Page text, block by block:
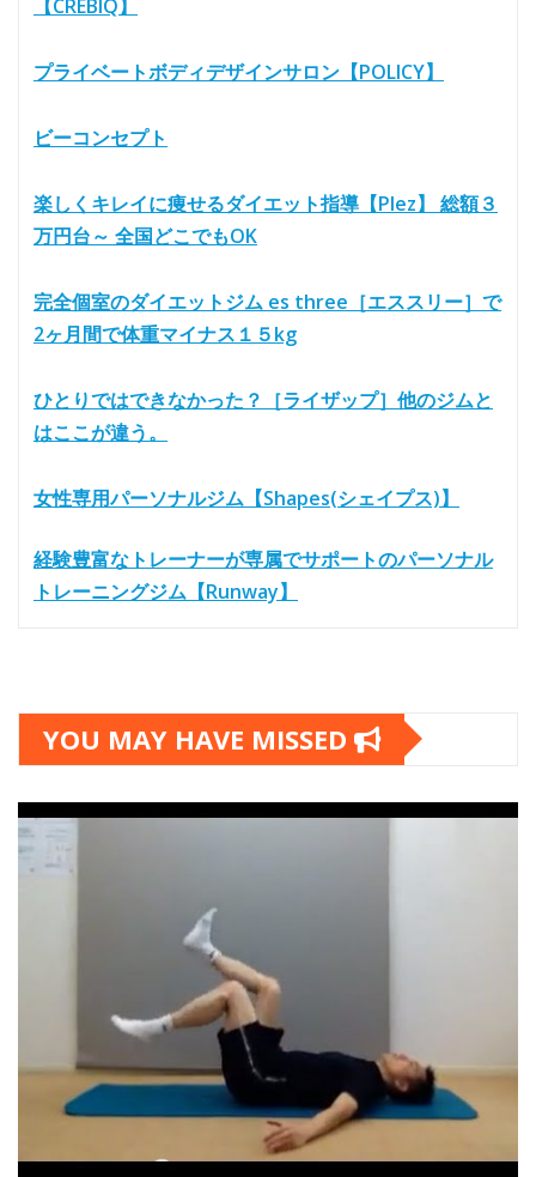
【CREBIQ】
プライベートボディデザインサロン【POLICY】
ビーコンセプト
楽しくキレイに痩せるダイエット指導【Plez】 総額３
万円台～ 全国どこでもOK
完全個室のダイエットジム es three［エススリー］で
2ヶ月間で体重マイナス１５kg
ひとりではできなかった？［ライザップ］他のジムと
はここが違う。
女性専用パーソナルジム【Shapes(シェイプス)】
経験豊富なトレーナーが専属でサポートのパーソナル
トレーニングジム【Runway】
YOU MAY HAVE MISSED